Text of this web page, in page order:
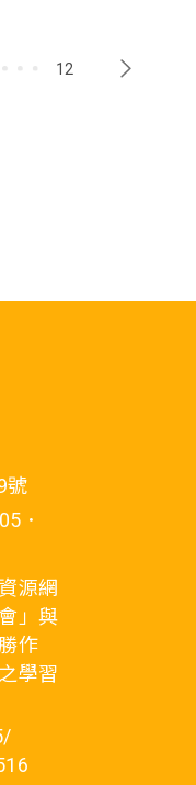
12
號
．
源網
」與
作
學習